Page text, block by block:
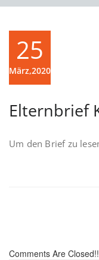
25
März,2020
Elternbrief
Um den Brief zu
Comments Are